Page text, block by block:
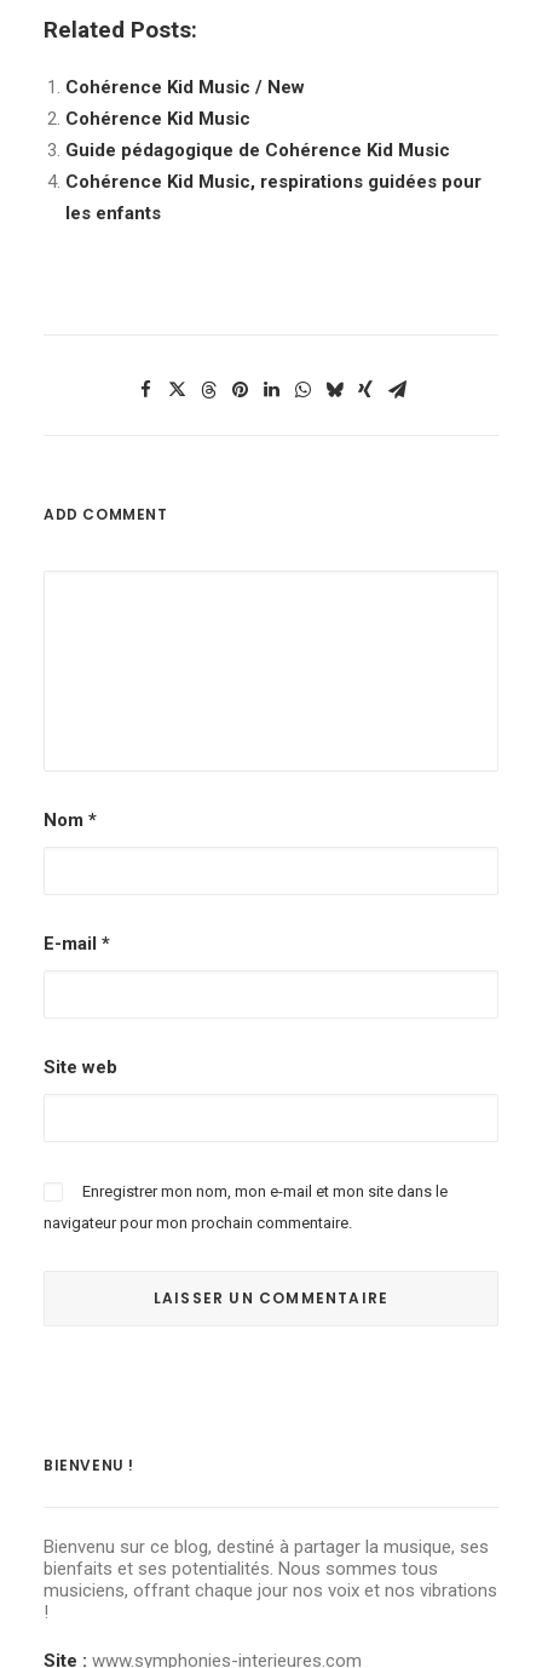
Related Posts:
Cohérence Kid Music / New
Cohérence Kid Music
Guide pédagogique de Cohérence Kid Music
Cohérence Kid Music, respirations guidées pour
les enfants
ADD COMMENT
Nom *
E-mail *
Site web
Enregistrer mon nom, mon e-mail et mon site dans le
navigateur pour mon prochain commentaire.
BIENVENU !
Bienvenu sur ce blog, destiné à partager la musique, ses
bienfaits et ses potentialités. Nous sommes tous
musiciens, offrant chaque jour nos voix et nos vibrations
!
Site : www.symphonies-interieures.com